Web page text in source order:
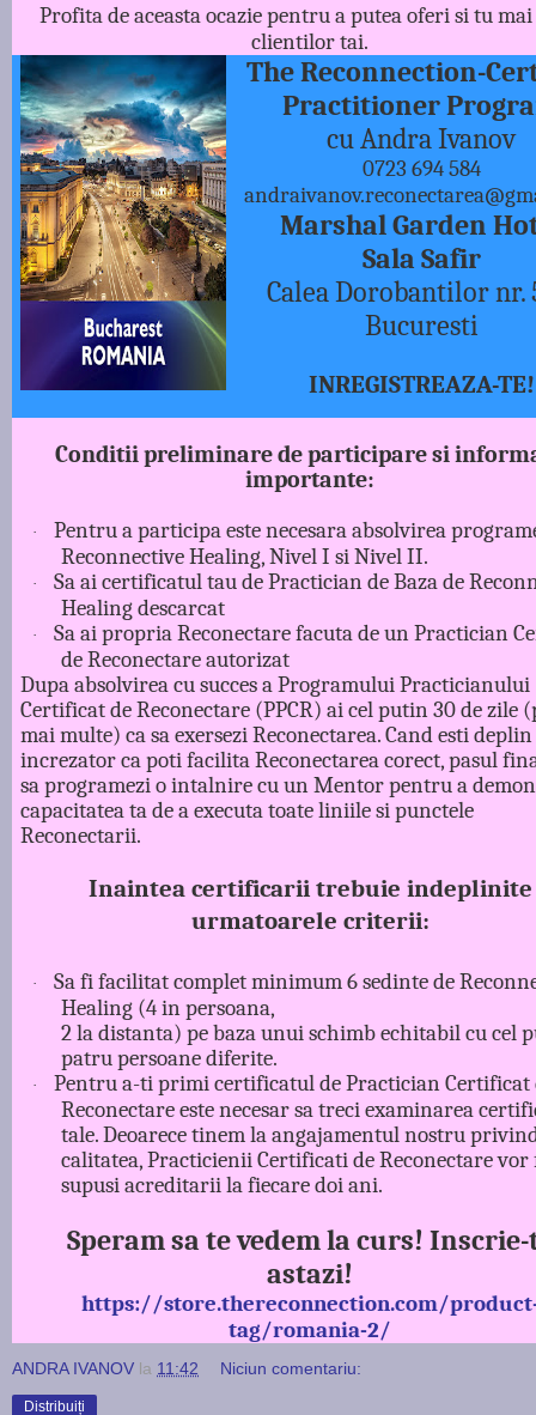
Profita de aceasta ocazie pentru a putea oferi si tu
clientilor tai.
The Reconnection-
Practitioner
cu Andra Ivanov
0723 694 584
Marshal Garden
Sala Safir
Calea Dorobantilor nr.
Bucuresti
INREGISTREAZA-TE!
Conditii preliminare de participare si
importante:
·
Pentru a participa este necesara absolvirea
Reconnective Healing, Nivel I si Nivel II.
·
Sa ai certificatul tau de Practician de Baza de
Healing descarcat
·
Sa ai propria Reconectare facuta de un Practician
de Reconectare autorizat
Dupa absolvirea cu succes a Programului Practicianului
Certificat de Reconectare (PPCR) ai cel putin 30 de zile
mai multe) ca sa exersezi Reconectarea. Cand esti deplin
increzator ca poti facilita Reconectarea corect, pasul
sa programezi o intalnire cu un Mentor pentru a
capacitatea ta de a executa toate liniile si punctele
Reconectarii.
Inaintea certificarii trebuie indeplinite
urmatoarele criterii:
·
Sa fi facilitat complet minimum 6 sedinte de
Healing (4 in persoana,
2 la distanta) pe baza unui schimb echitabil cu cel
patru persoane diferite.
·
Pentru a-ti primi certificatul de Practician Certificat
Reconectare este necesar sa treci examinarea
tale. Deoarece tinem la angajamentul nostru
calitatea, Practicienii Certificati de Reconectare vor
supusi acreditarii la fiecare doi ani.
Speram sa te vedem la curs! Inscrie-
astazi!
https://store.thereconnection.com/
tag/romania-2/
ANDRA IVANOV la 11:42 Niciun comentariu:
Distribuiți